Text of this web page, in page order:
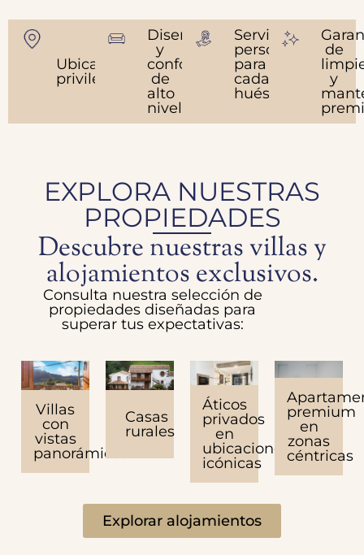
Ubicaciones
privilegiadas
Diseño
y
confort
de
alto
nivel
Servicios
personalizados
para
cada
huésped
de
y
EXPLORA NUESTRAS
PROPIEDADES
Descubre nuestras villas y
alojamientos exclusivos.
Consulta nuestra selección de
propiedades diseñadas para
superar tus expectativas:
Villas
con
vistas
panorámicas
Casas
rurales
Áticos
privados
en
ubicaciones
icónicas
premium
en
zonas
céntricas
Explorar alojamientos